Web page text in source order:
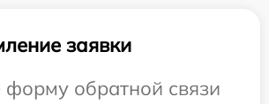
заявки
форму обратной связи